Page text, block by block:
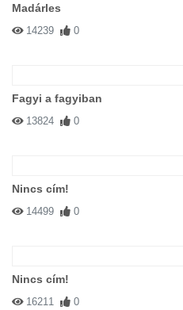
Madárles
14239 0
Fagyi a fagyiban
13824 0
Nincs cím!
14499 0
Nincs cím!
16211 0